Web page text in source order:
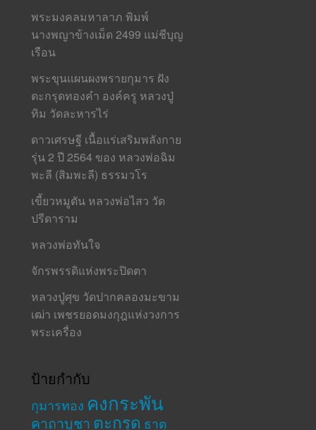
พระมงคลมหาลาภ พิมพ์
นางพญาข้างเม็ด 2499 แม่ชีบุญ
เรือน
พระขุนแผนผงพรายกุมาร ฝัง
ตะกรุดทองคำ องค์ครู หลวงปู่
ทิม วัดละหารไร่
ดาวเศรษฐี เนื้อแร่เสริมพลังกาย
รุ่น 2 ปี 2564 ของ หลวงพ่อฉิม
พะลี (สิมพะลี) ธรรมวโร
เขี้ยวหมูตัน หลวงพ่อไสว วัด
ปรีดาราม
หลวงพ่อทันใจ
จักรพรรดิแห่งพระปิดตา
หลวงปู่ศุข วัดปากคลองมะขาม
เฒ่า เพชรยอดมงกุฎแห่งวงการ
พระเครื่อง
ป้ายกำกับ
กุมารทอง คงกระพัน
คาถาบูชา ตะกรุด ธาตุ